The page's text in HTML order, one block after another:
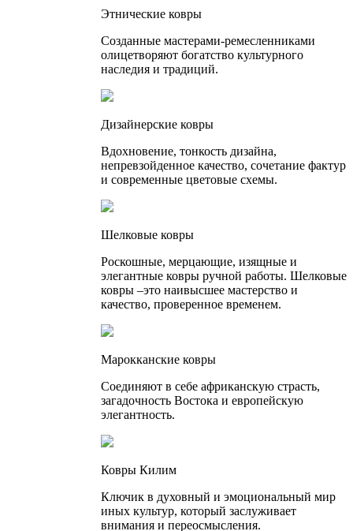
Этнические ковры
Созданные мастерами-ремесленниками
олицетворяют богатство культурного
наследия и традиций.
Дизайнерские ковры
Вдохновение, тонкость дизайна,
непревзойденное качество, сочетание фактур
и современные цветовые схемы.
Шелковые ковры
Роскошные, мерцающие, изящные и
элегантные ковры ручной работы. Шелковые
ковры –это наивысшее мастерство и
качество, проверенное временем.
Марокканские ковры
Соединяют в себе африканскую страсть,
загадочность Востока и европейскую
элегантность.
Ковры Килим
Ключик в духовный и эмоциональный мир
иных культур, который заслуживает
внимания и переосмысления.